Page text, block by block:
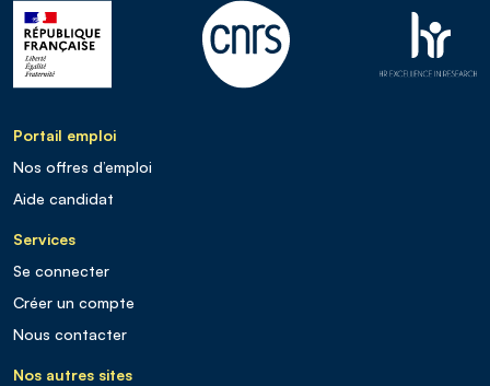
Portail emploi
Nos offres d’emploi
Aide candidat
Services
Se connecter
Créer un compte
Nous contacter
Nos autres sites